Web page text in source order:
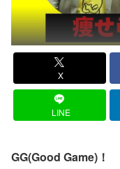
X
LINE
GG(Good Game)！